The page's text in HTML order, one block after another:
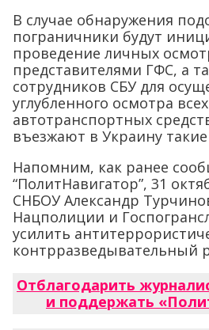
В случае обнаружения
пограничники будут
проведение личных
представителями ГФС, а
сотрудников СБУ для
углубленного осмотра
автотранспортных
въезжают в Украину
Напомним, как ранее
“ПолитНавигатор”, 31
СНБОУ Александр
Нацполиции и
усилить
контрразведывательный
Отблагодарить
и поддержать